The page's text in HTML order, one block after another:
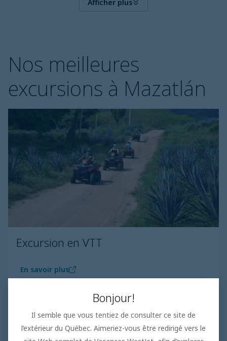
Afficher plus
Nos meilleures
excursions à Mazatlán
Excursion en VTT
En savoir plus
Bonjour!
Il semble que vous tentiez de consulter ce site de
l’extérieur du Québec. Aimeriez-vous être redirigé vers le